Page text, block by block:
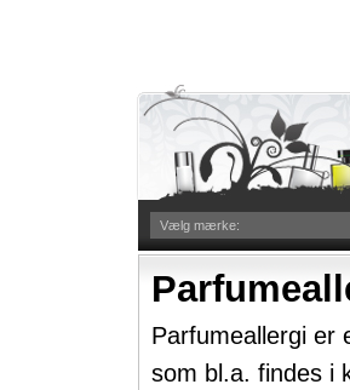
Parfumeallergi er
som bl.a. findes i